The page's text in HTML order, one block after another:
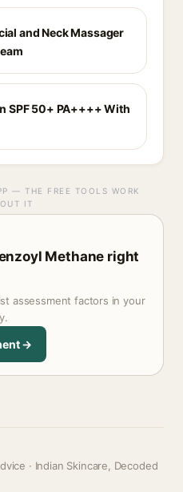
and Neck Massager
SPF 50+ PA++++ With
— THE FREE TOOLS WORK
IT
Methane right
assessment factors in your
→
· Indian Skincare, Decoded